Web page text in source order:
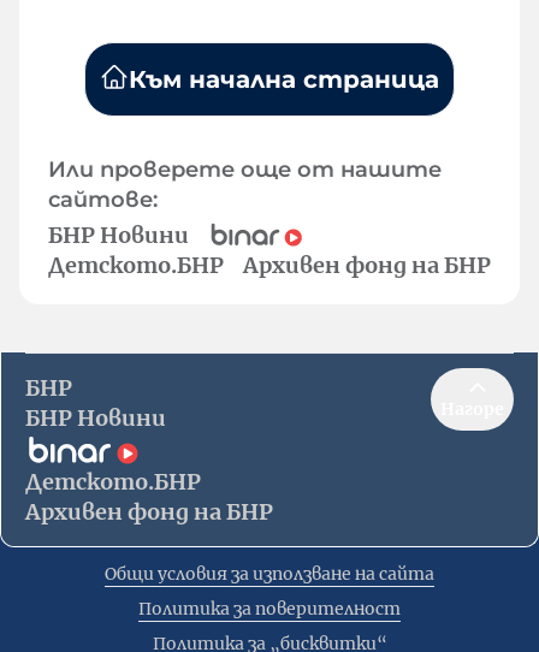
Към начална страница
Или проверете още от нашите
сайтове:
БНР Новини
Детското.БНР
Архивен фонд на БНР
БНР
БНР Новини
Детското.БНР
Архивен фонд на БНР
Общи условия за използване на сайта
Политика за поверителност
Политика за „бисквитки“